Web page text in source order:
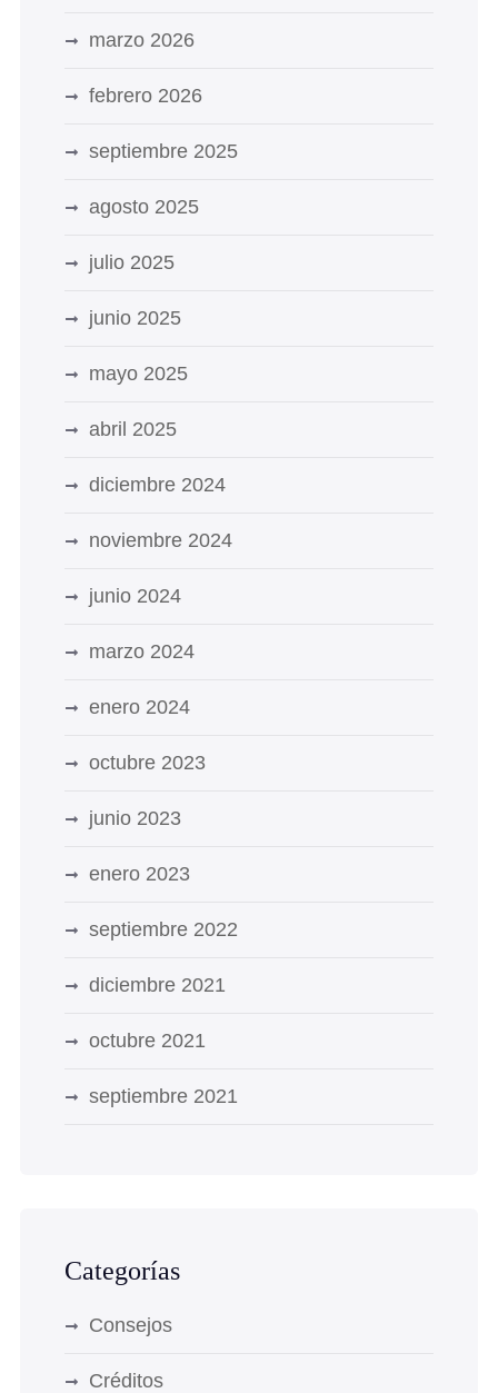
marzo 2026
febrero 2026
septiembre 2025
agosto 2025
julio 2025
junio 2025
mayo 2025
abril 2025
diciembre 2024
noviembre 2024
junio 2024
marzo 2024
enero 2024
octubre 2023
junio 2023
enero 2023
septiembre 2022
diciembre 2021
octubre 2021
septiembre 2021
Categorías
Consejos
Créditos